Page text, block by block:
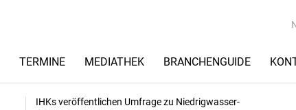
TERMINE MEDIATHEK BRANCHENGUIDE
IHKs veröffentlichen Umfrage zu Niedrigwasser-